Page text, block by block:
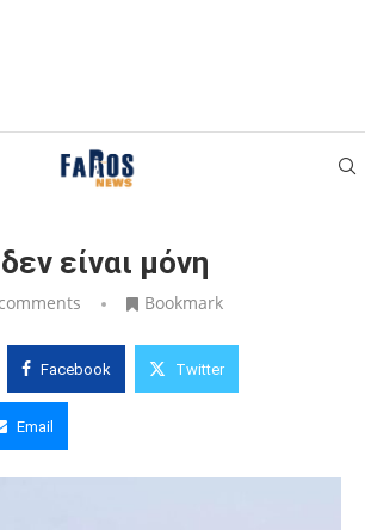
Η Κύπρος δεν είναι μόνη
είναι μόνη
Bookmark
Facebook Twitter
Email